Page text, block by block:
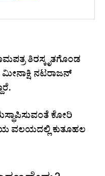
ತಿರಸ್ಕೃತಗೊಂಡ
ನಟರಾಜನ್
ಕೋರಿ
ವಲಯದಲ್ಲಿ ಕುತೂಹಲ